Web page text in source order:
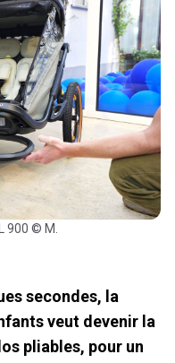
secondes, la
veut devenir la
pliables, pour un